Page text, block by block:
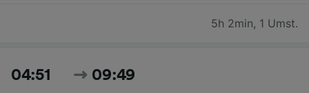
5h 2min, 1 Umst.
04:51 09:49